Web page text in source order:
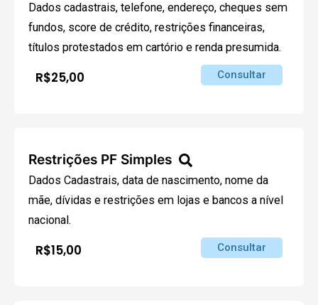
Dados cadastrais, telefone, endereço, cheques sem
fundos, score de crédito, restrições financeiras,
títulos protestados em cartório e renda presumida.
R$25,00 Consultar
Restrições PF Simples
Dados Cadastrais, data de nascimento, nome da
mãe, dívidas e restrições em lojas e bancos a nível
nacional.
R$15,00 Consultar